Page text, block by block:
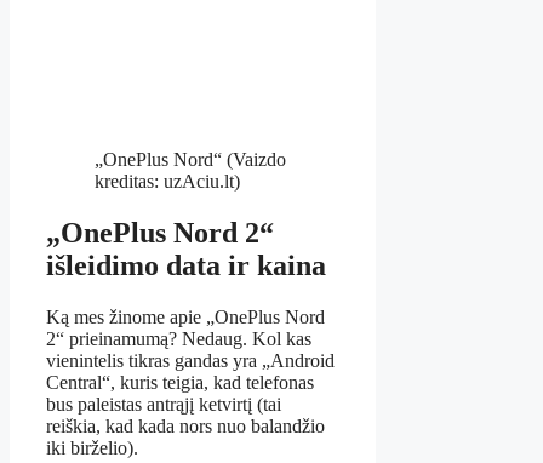
„OnePlus Nord“ (Vaizdo
kreditas: uzAciu.lt)
„OnePlus Nord 2“
išleidimo data ir kaina
Ką mes žinome apie „OnePlus Nord
2“ prieinamumą? Nedaug. Kol kas
vienintelis tikras gandas yra „Android
Central“, kuris teigia, kad telefonas
bus paleistas antrąjį ketvirtį (tai
reiškia, kad kada nors nuo balandžio
iki birželio).